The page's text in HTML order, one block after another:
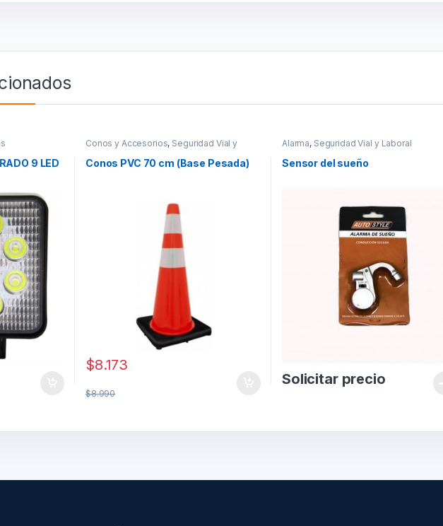
9 LED
Conos y Accesorios, Seguridad Vial y
Laboral
Conos PVC 70 cm (Base Pesada)
$8.173
$8.990
Alarma, Seguridad Vial y Laboral
Sensor del sueño
Solicitar precio